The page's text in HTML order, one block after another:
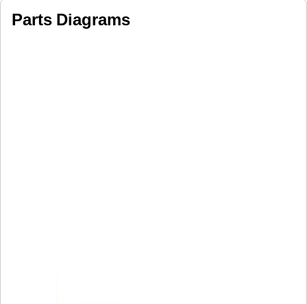
Parts Diagrams